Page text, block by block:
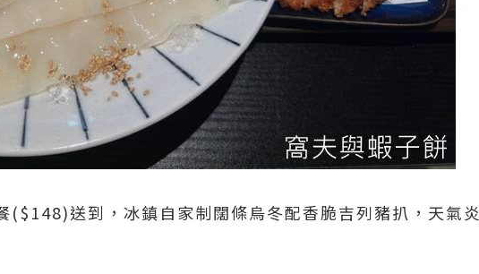
($148)送到，冰鎮自家制闊條烏冬配香脆吉列豬扒，天氣炎